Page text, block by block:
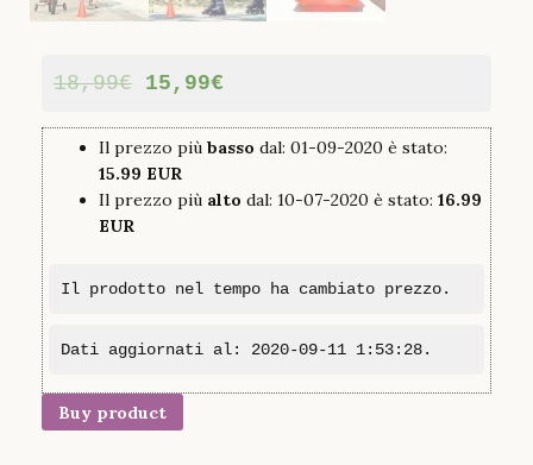
18,99€ 15,99€
Il prezzo più basso dal: 01-09-2020 è stato:
15.99 EUR
Il prezzo più alto dal: 10-07-2020 è stato: 16.99
EUR
Il prodotto nel tempo ha cambiato prezzo.
Dati aggiornati al: 2020-09-11 1:53:28.
Buy product